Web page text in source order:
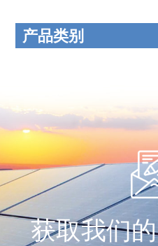
产品类别
获取我们